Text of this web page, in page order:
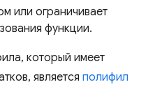
или ограничивает
функции.
который имеет
является полифил